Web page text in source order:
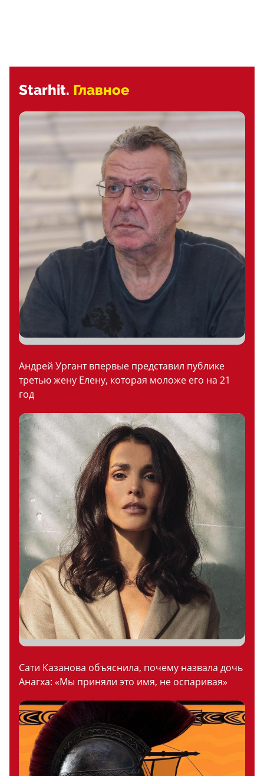
Starhit. Главное
Андрей Ургант впервые представил публике
третью жену Елену, которая моложе его на 21
год
Сати Казанова объяснила, почему назвала дочь
Анагха: «Мы приняли это имя, не оспаривая»